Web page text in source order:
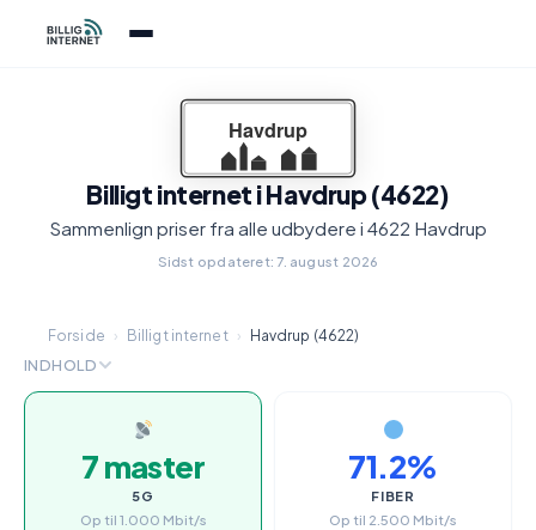
Billigt internet i Havdrup (4622)
Sammenlign priser fra alle udbydere i 4622 Havdrup
Sidst opdateret: 7. august 2026
Forside › Billigt internet › Havdrup (4622)
INDHOLD
7 master
5G
Op til 1.000 Mbit/s
71.2%
FIBER
Op til 2.500 Mbit/s